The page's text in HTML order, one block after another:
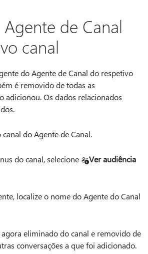
de Canal
canal
do Agente de Canal do respetivo
é removido de todas as
adicionou. Os dados relacionados
do Agente de Canal.
do canal, selecione
Ver audiência
localize o nome do Agente do Canal
agora eliminado do canal e removido de
conversações a que foi adicionado.